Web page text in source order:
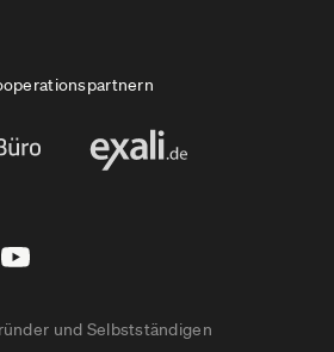
und Selbstständigen